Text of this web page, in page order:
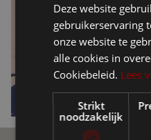
Deze website
gebruikerservaring
onze website te
alle cookies in
Cookiebeleid. Lees
Strikt
noodzakelijk